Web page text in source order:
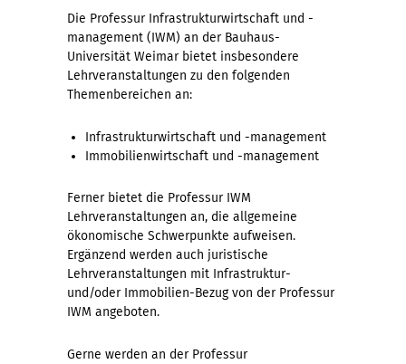
Die Professur Infrastrukturwirtschaft und -
management (IWM) an der Bauhaus-
Universität Weimar bietet insbesondere
Lehrveranstaltungen zu den folgenden
Themenbereichen an:
Infrastrukturwirtschaft und -management
Immobilienwirtschaft und -management
Ferner bietet die Professur IWM
Lehrveranstaltungen an, die allgemeine
ökonomische Schwerpunkte aufweisen.
Ergänzend werden auch juristische
Lehrveranstaltungen mit Infrastruktur-
und/oder Immobilien-Bezug von der Professur
IWM angeboten.
Gerne werden an der Professur